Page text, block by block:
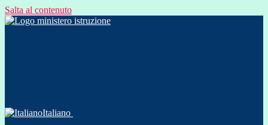
Salta al contenuto
Italiano